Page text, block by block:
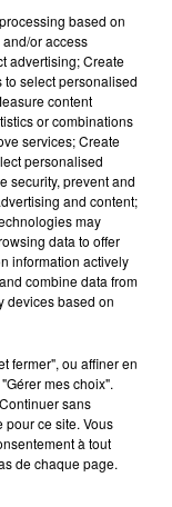
23/05/25
NORD
based on
or access
advertising; Create
select personalised
content
or combinations
services; Create
personalised
security, prevent and
and content;
may
data to offer
information actively
combine data from
devices based on
fermer", ou affiner en
mes choix".
sans
pour ce site. Vous
à tout
de chaque page.